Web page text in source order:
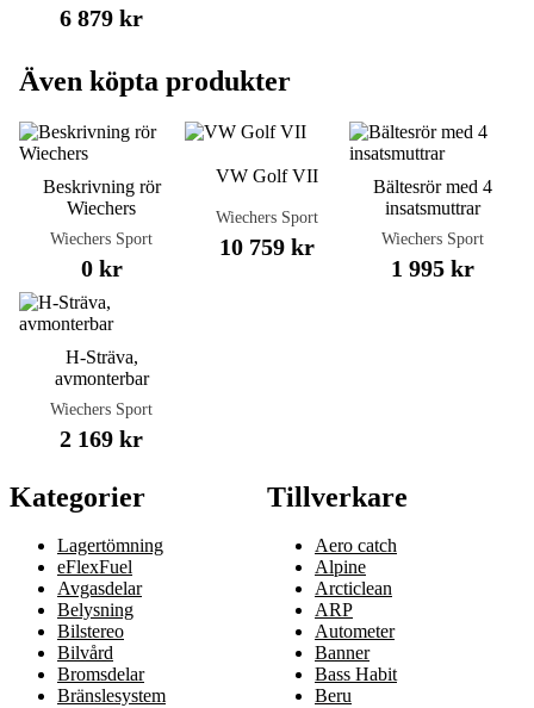
6 879 kr
Även köpta produkter
Beskrivning rör
Wiechers
Wiechers Sport
0 kr
VW Golf VII
Wiechers Sport
10 759 kr
Bältesrör med 4
insatsmuttrar
Wiechers Sport
1 995 kr
H-Sträva,
avmonterbar
Wiechers Sport
2 169 kr
Kategorier
Lagertömning
eFlexFuel
Avgasdelar
Belysning
Bilstereo
Bilvård
Bromsdelar
Bränslesystem
Tillverkare
Aero catch
Alpine
Arcticlean
ARP
Autometer
Banner
Bass Habit
Beru